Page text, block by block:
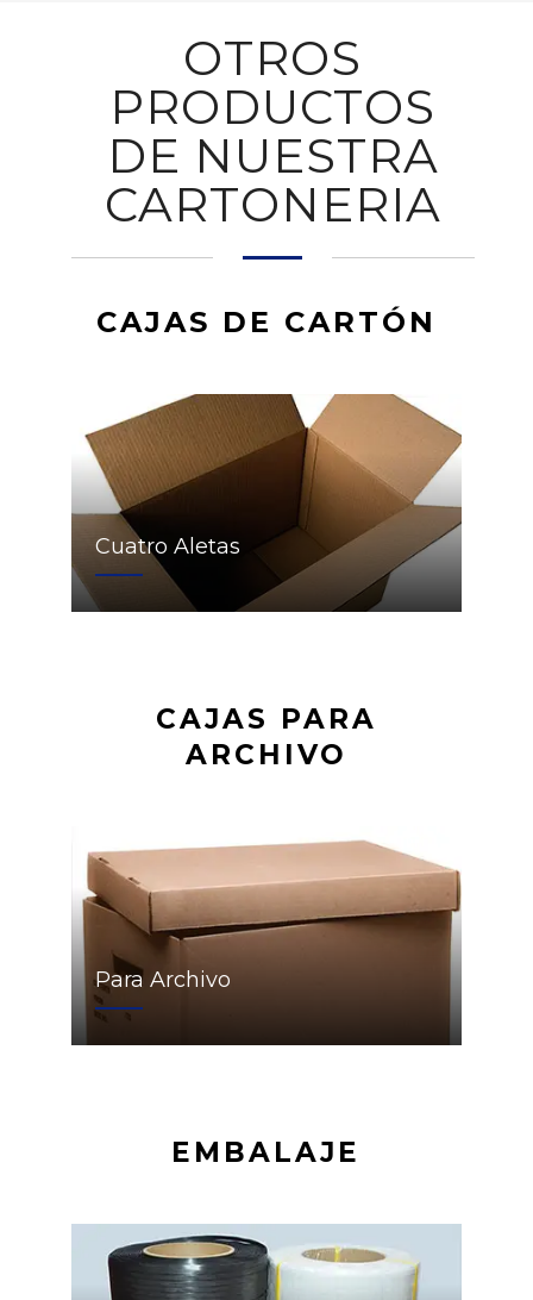
OTROS
PRODUCTOS
DE NUESTRA
CARTONERIA
CAJAS DE CARTÓN
Cuatro Aletas
CAJAS PARA
ARCHIVO
Para Archivo
EMBALAJE